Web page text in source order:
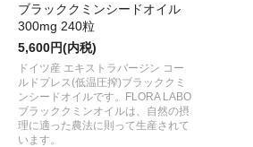
ブラッククミンシードオイル
300mg 240粒
5,600円(内税)
ドイツ産 エキストラバージン コー
ルドプレス(低温圧搾)ブラッククミ
ンシードオイルです。FLORA LABO
ブラッククミンオイルは、自然の摂
理に適った農法に則って生産されて
います。